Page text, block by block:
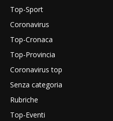
Top-Sport
Coronavirus
Top-Cronaca
Top-Provincia
Coronavirus top
Senza categoria
Rubriche
Top-Eventi